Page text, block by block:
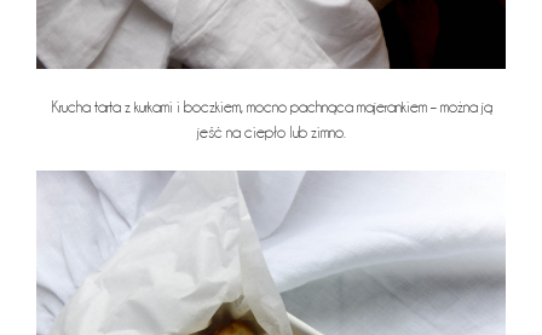
Krucha tarta z kurkami i boczkiem, mocno pachnąca majerankiem – można ją
jeść na ciepło lub zimno.